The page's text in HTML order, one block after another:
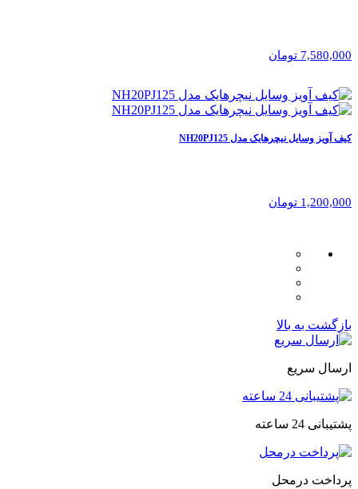
7,580,000 تومان
کیف آویز وسایل نیچرهایک مدل NH20PJ125
1,200,000 تومان
بازگشت به بالا
ارسال سریع
پشتیبانی 24 ساعته
پرداخت درمحل